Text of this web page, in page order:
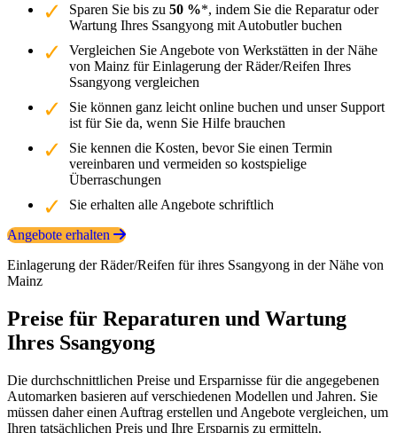
Sparen Sie bis zu 50 %*, indem Sie die Reparatur oder
Wartung Ihres Ssangyong mit Autobutler buchen
Vergleichen Sie Angebote von Werkstätten in der Nähe
von Mainz für Einlagerung der Räder/Reifen Ihres
Ssangyong vergleichen
Sie können ganz leicht online buchen und unser Support
ist für Sie da, wenn Sie Hilfe brauchen
Sie kennen die Kosten, bevor Sie einen Termin
vereinbaren und vermeiden so kostspielige
Überraschungen
Sie erhalten alle Angebote schriftlich
Angebote erhalten
Einlagerung der Räder/Reifen für ihres Ssangyong in der Nähe von
Mainz
Preise für Reparaturen und Wartung
Ihres Ssangyong
Die durchschnittlichen Preise und Ersparnisse für die angegebenen
Automarken basieren auf verschiedenen Modellen und Jahren. Sie
müssen daher einen Auftrag erstellen und Angebote vergleichen, um
Ihren tatsächlichen Preis und Ihre Ersparnis zu ermitteln.